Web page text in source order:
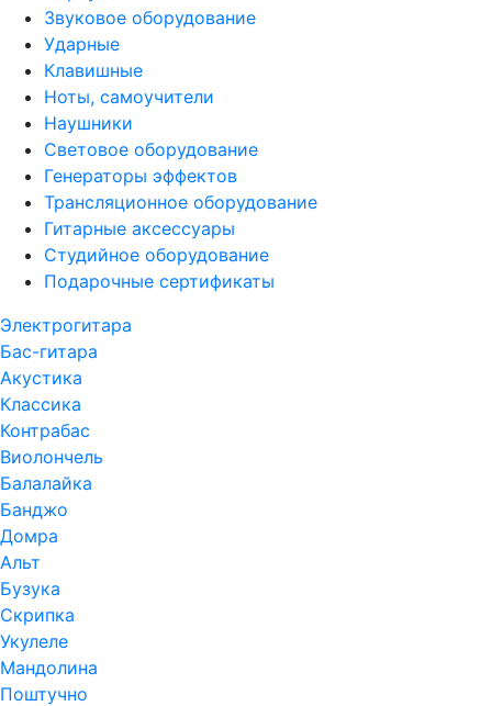
Звуковое оборудование
Ударные
Клавишные
Ноты, самоучители
Наушники
Световое оборудование
Генераторы эффектов
Трансляционное оборудование
Гитарные аксессуары
Студийное оборудование
Подарочные сертификаты
Электрогитара
Бас-гитара
Акустика
Классика
Контрабас
Виолончель
Балалайка
Банджо
Домра
Альт
Бузука
Скрипка
Укулеле
Мандолина
Поштучно